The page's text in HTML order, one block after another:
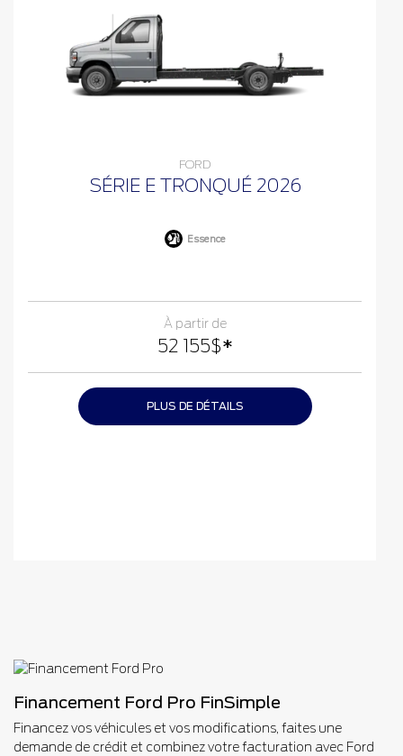
FORD
SÉRIE E TRONQUÉ 2026
Essence
À partir de
52 155$*
PLUS DE DÉTAILS
Financement Ford Pro FinSimple
Financez vos véhicules et vos modifications, faites une
demande de crédit et combinez votre facturation avec Ford